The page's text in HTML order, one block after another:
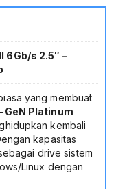
6Gb/s 2.5″ –
yang membuat
GeN Platinum
kembali
kapasitas
drive sistem
Linux dengan